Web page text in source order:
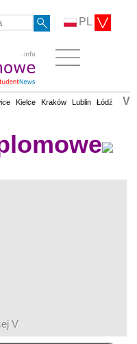
PL
Kielce Kraków Lublin Łódź V
V